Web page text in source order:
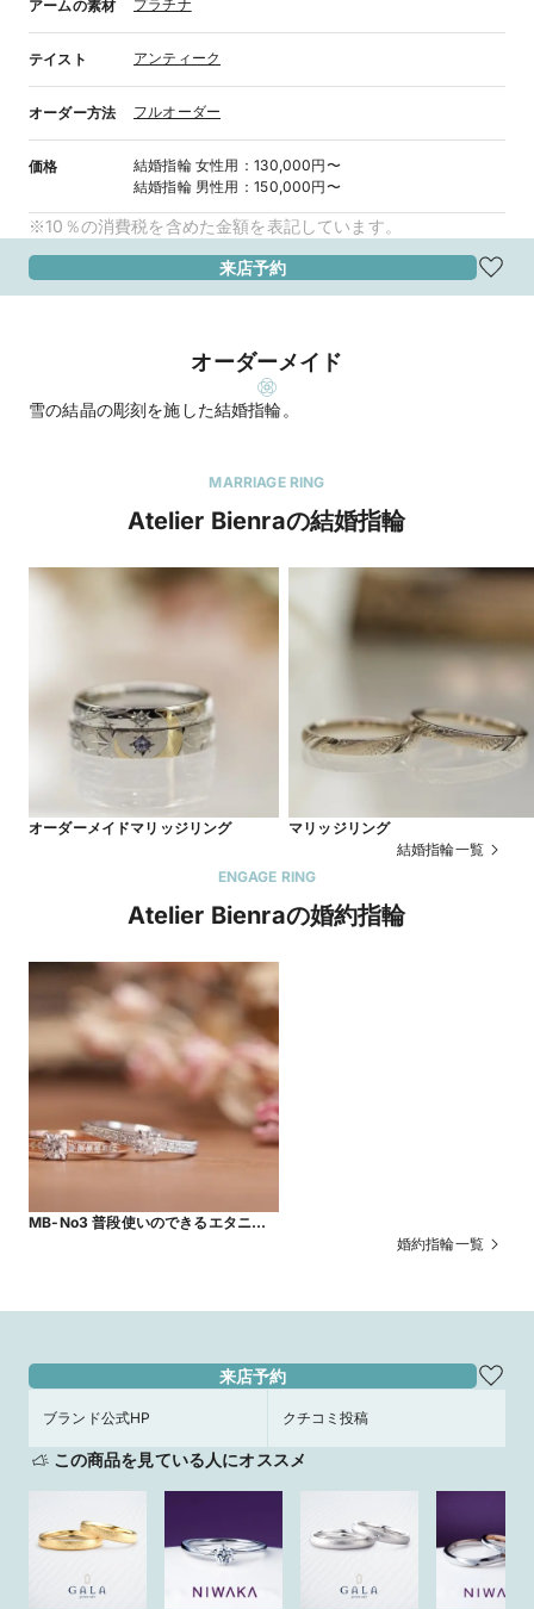
アームの素材 プラチナ
テイスト アンティーク
オーダー方法 フルオーダー
価格 結婚指輪 女性用 ：130,000円〜
結婚指輪 男性用 ：150,000円〜
※10％の消費税を含めた金額を表記しています。
来店予約
オーダーメイド
MARRIAGE RING
Atelier Bienraの結婚指輪
オーダーメイドマリッジリング
マリッジリング
結婚指輪一覧
ENGAGE RING
Atelier Bienraの婚約指輪
MB-No3 普段使いのできるエタニ
婚約指輪一覧
来店予約
ブランド公式HP クチコミ投稿
この商品を見ている人にオススメ